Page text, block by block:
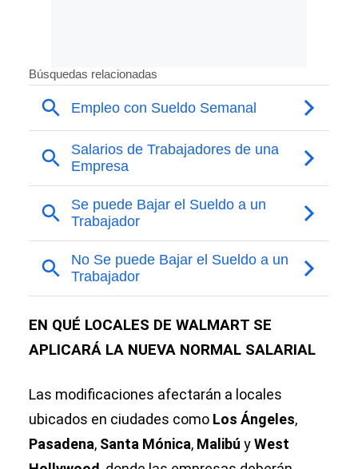
EN QUÉ LOCALES DE WALMART SE
APLICARÁ LA NUEVA NORMAL SALARIAL
Las modificaciones afectarán a locales
ubicados en ciudades como Los Ángeles,
Pasadena, Santa Mónica, Malibú yWest